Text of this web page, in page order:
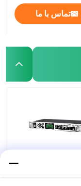
تماس با ما